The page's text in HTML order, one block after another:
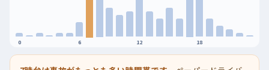
0 6 12 18